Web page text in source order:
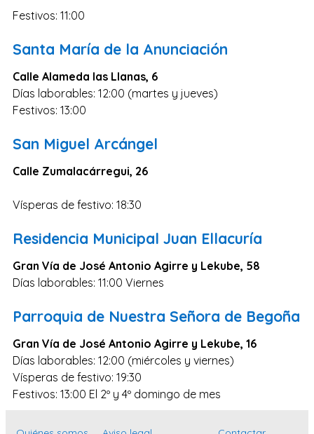
Islas Baleares
Málaga
Alicante
Toledo
Murcia
Vizcaya
Córdoba
Pontevedra
Burgos
Jaén
Badajoz
León
Festivos: 11:00
Santa María de la Anunciación
Calle Alameda las Llanas, 6
Días laborables: 12:00 (martes y jueves)
Festivos: 13:00
San Miguel Arcángel
Calle Zumalacárregui, 26
Vísperas de festivo: 18:30
Residencia Municipal Juan Ellacuría
Gran Vía de José Antonio Agirre y Lekube, 58
Días laborables: 11:00 Viernes
Parroquia de Nuestra Señora de Begoña
Gran Vía de José Antonio Agirre y Lekube, 16
Días laborables: 12:00 (miércoles y viernes)
Vísperas de festivo: 19:30
Festivos: 13:00 El 2º y 4º domingo de mes